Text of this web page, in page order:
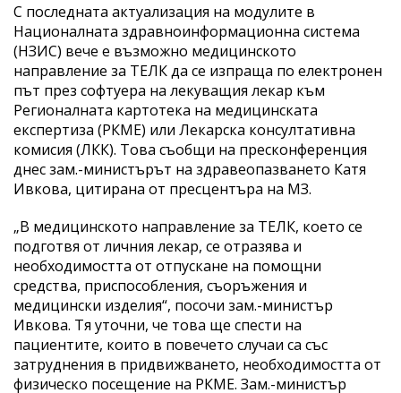
С последната актуализация на модулите в
Националната здравноинформационна система
(НЗИС) вече е възможно медицинското
направление за ТЕЛК да се изпраща по електронен
път през софтуера на лекуващия лекар към
Регионалната картотека на медицинската
експертиза (РКМЕ) или Лекарска консултативна
комисия (ЛКК). Това съобщи на пресконференция
днес зам.-министърът на здравеопазването Катя
Ивкова, цитирана от пресцентъра на МЗ.
„В медицинското направление за ТЕЛК, което се
подготвя от личния лекар, се отразява и
необходимостта от отпускане на помощни
средства, приспособления, съоръжения и
медицински изделия“, посочи зам.-министър
Ивкова. Тя уточни, че това ще спести на
пациентите, които в повечето случаи са със
затруднения в придвижването, необходимостта от
физическо посещение на РКМЕ. Зам.-министър